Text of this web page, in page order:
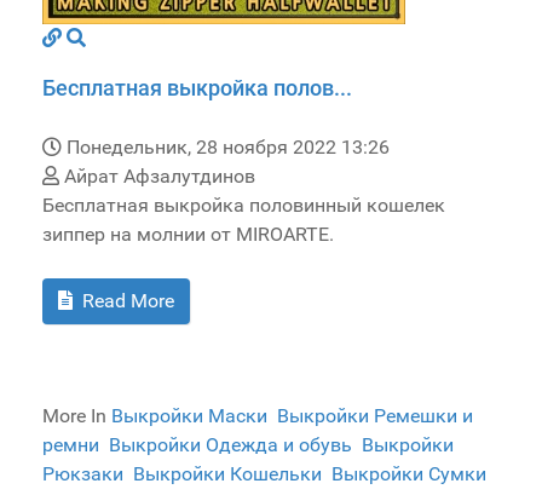
Бесплатная выкройка полов...
Понедельник, 28 ноября 2022 13:26
Айрат Афзалутдинов
Бесплатная выкройка половинный кошелек
зиппер на молнии от MIROARTE.
Read More
More In Выкройки Маски Выкройки Ремешки и
ремни Выкройки Одежда и обувь Выкройки
Рюкзаки Выкройки Кошельки Выкройки Сумки